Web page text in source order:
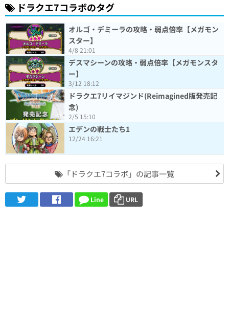
ドラクエ7コラボのタグ
オルゴ・デミーラの攻略・弱点倍率【メガモン
スター】
4/8 21:01
デスマシーンの攻略・弱点倍率【メガモンスタ
ー】
3/12 18:12
ドラクエ7リイマジンド(Reimagined版発売記
念)
2/5 15:10
エデンの戦士たち1
12/24 16:21
「ドラクエ7コラボ」の記事一覧
Line URL